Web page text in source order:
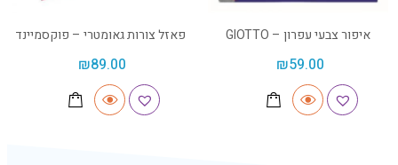
איפור צבעי עפרון – GIOTTO
₪59.00
פאזל צורות גאומטרי – פוקסמיינד
₪89.00